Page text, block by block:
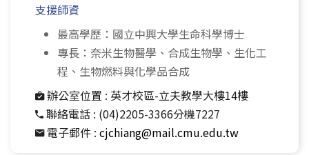
支援師資
最高學歷：國立中興大學生命科學博士
專長：奈米生物醫學、合成生物學、生化工
程、生物燃料與化學品合成
辦公室位置 : 英才校區-立夫教學大樓14樓
聯絡電話 : (04)2205-3366分機7227
電子郵件 : cjchiang@mail.cmu.edu.tw